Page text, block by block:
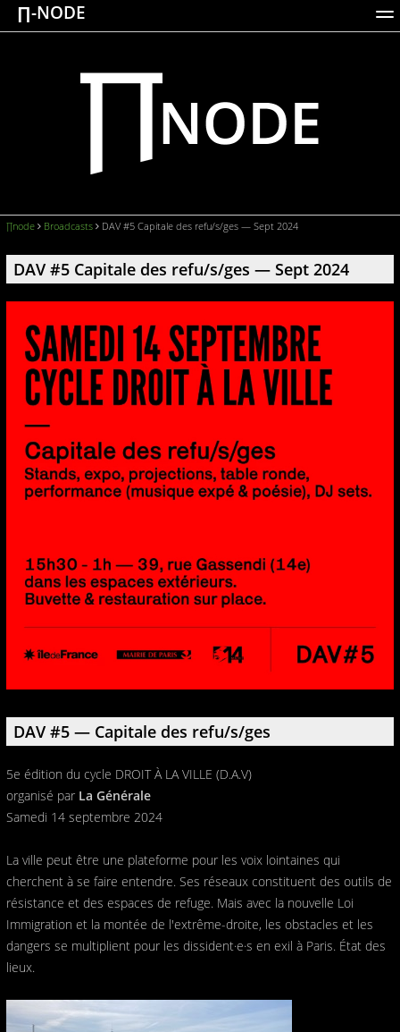
∏-NODE
ACTIONS WORKS DOCUMENTATION
BROADCASTS
∏node Broadcasts DAV #5 Capitale des refu/s/ges — Sept 2024
DAV #5 Capitale des refu/s/ges — Sept 2024
DAV #5 — Capitale des refu/s/ges
5e édition du cycle DROIT À LA VILLE (D.A.V)
organisé par La Générale
Samedi 14 septembre 2024
La ville peut être une plateforme pour les voix lointaines qui
cherchent à se faire entendre. Ses réseaux constituent des outils de
résistance et des espaces de refuge. Mais avec la nouvelle Loi
Immigration et la montée de l'extrême-droite, les obstacles et les
dangers se multiplient pour les dissident·e·s en exil à Paris. État des
lieux.